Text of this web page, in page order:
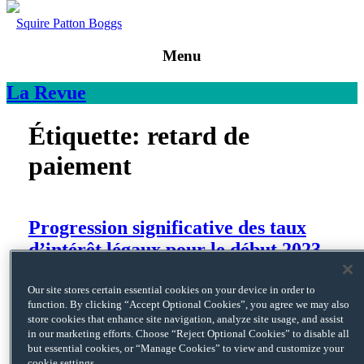
Squire Patton Boggs
Menu
La Revue
Étiquette: retard de
paiement
Progression significative des taux
d’intérêt légaux pour le début 2023
Par Stéphanie Faber Marion Cavalier , le
24 janvier 2023
Publié dansDROIT COMMERCIAL ET ECONOMIQUE
Les taux d’intérêt légaux ont augmenté de façon significative au
premier semestre 2023 : Pour rappel, en application de l’article
L 441-10 III du code de commerce, le taux d’intérêt pour les
retards de paiement (qui s’applique de façon automatique) ne
Our site stores certain essential cookies on your device in order to
function. By clicking “Accept Optional Cookies”, you agree we may also
store cookies that enhance site navigation, analyze site usage, and assist
in our marketing efforts. Choose “Reject Optional Cookies” to disable all
but essential cookies, or “Manage Cookies” to view and customize your